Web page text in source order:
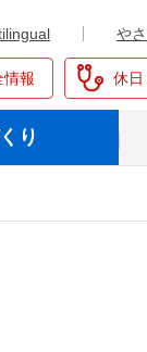
や
情報 休日
り